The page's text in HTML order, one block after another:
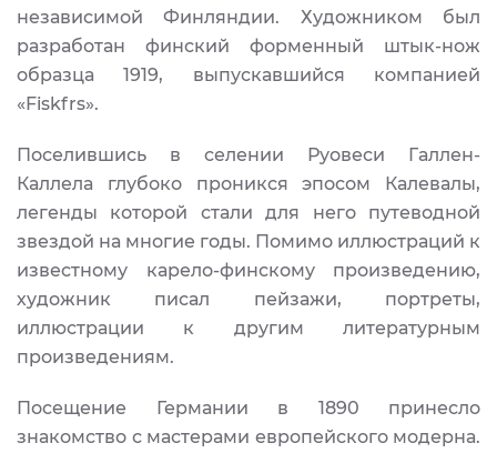
независимой Финляндии. Художником был
разработан финский форменный штык-нож
образца 1919, выпускавшийся компанией
«Fiskfrs».
Поселившись в селении Руовеси Галлен-
Каллела глубоко проникся эпосом Калевалы,
легенды которой стали для него путеводной
звездой на многие годы. Помимо иллюстраций к
известному карело-финскому произведению,
художник писал пейзажи, портреты,
иллюстрации к другим литературным
произведениям.
Посещение Германии в 1890 принесло
знакомство с мастерами европейского модерна.